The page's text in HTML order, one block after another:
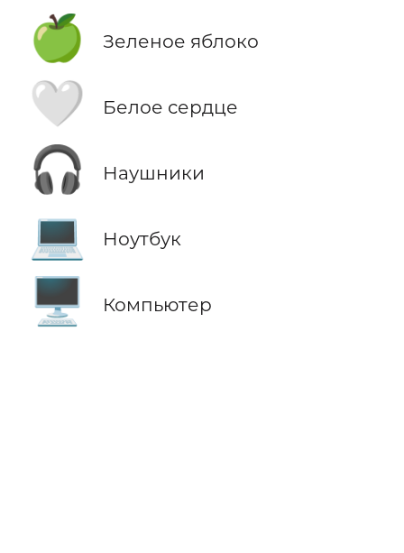
🍏 Зеленое яблоко
🤍 Белое сердце
🎧 Наушники
💻 Ноутбук
🖥️ Компьютер